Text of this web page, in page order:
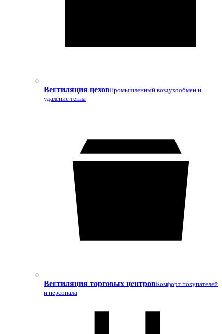
Вентиляция цеховПромышленный воздухообмен и
удаление тепла
Вентиляция торговых центровКомфорт покупателей
и персонала